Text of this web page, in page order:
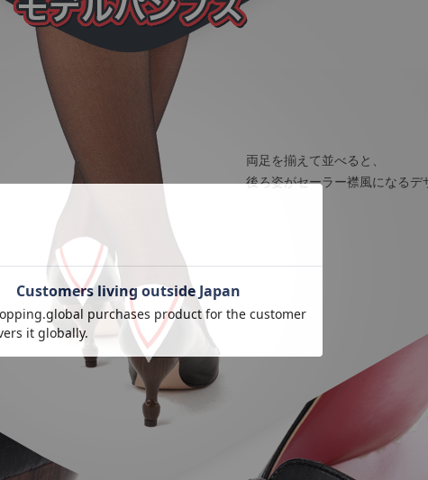
両足を揃えて並べると、
後ろ姿がセーラー襟風になるデ